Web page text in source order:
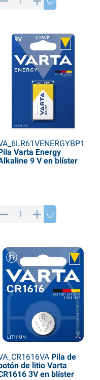
Varta Energy
9 V en blíster
Pila de
botón de litio Varta
3V en blíster